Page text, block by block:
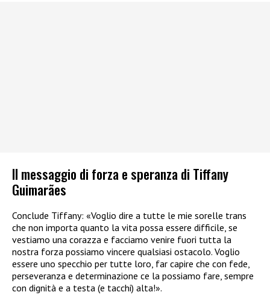
Il messaggio di forza e speranza di Tiffany
Guimarães
Conclude Tiffany: «Voglio dire a tutte le mie sorelle trans
che non importa quanto la vita possa essere difficile, se
vestiamo una corazza e facciamo venire fuori tutta la
nostra forza possiamo vincere qualsiasi ostacolo. Voglio
essere uno specchio per tutte loro, far capire che con fede,
perseveranza e determinazione ce la possiamo fare, sempre
con dignità e a testa (e tacchi) alta!».